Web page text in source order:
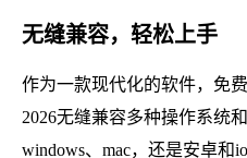
无缝兼容，轻松上手
作为一款现代化的软件，免
2026无缝兼容多种操作系统
windows、mac，还是安卓和